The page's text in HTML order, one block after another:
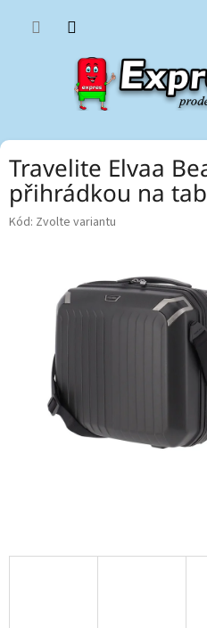
Travelite Elvaa
přihrádkou na
Kód: Zvolte variantu